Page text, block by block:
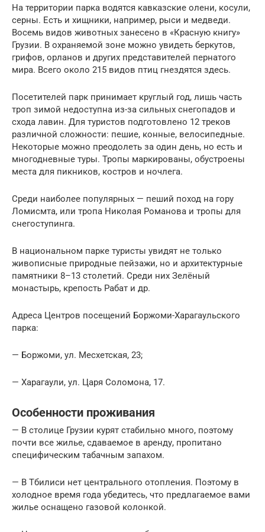
На территории парка водятся кавказские олени, косули,
серны. Есть и хищники, например, рыси и медведи.
Восемь видов животных занесено в «Красную книгу»
Грузии. В охраняемой зоне можно увидеть беркутов,
грифов, орланов и других представителей пернатого
мира. Всего около 215 видов птиц гнездятся здесь.
Посетителей парк принимает круглый год, лишь часть
троп зимой недоступна из-за сильных снегопадов и
схода лавин. Для туристов подготовлено 12 треков
различной сложности: пешие, конные, велосипедные.
Некоторые можно преодолеть за один день, но есть и
многодневные туры. Тропы маркированы, обустроены
места для пикников, костров и ночлега.
Среди наиболее популярных — пеший поход на гору
Ломисмта, или тропа Николая Романова и тропы для
снегоступинга.
В национальном парке туристы увидят не только
живописные природные пейзажи, но и архитектурные
памятники 8–13 столетий. Среди них Зелёный
монастырь, крепость Рабат и др.
Адреса Центров посещений Боржоми-Харагаульского
парка:
— Боржоми, ул. Месхетская, 23;
— Харагаули, ул. Царя Соломона, 17.
Особенности проживания
— В столице Грузии курят стабильно много, поэтому
почти все жилье, сдаваемое в аренду, пропитано
специфическим табачным запахом.
— В Тбилиси нет центрального отопления. Поэтому в
холодное время года убедитесь, что предлагаемое вами
жилье оснащено газовой колонкой.